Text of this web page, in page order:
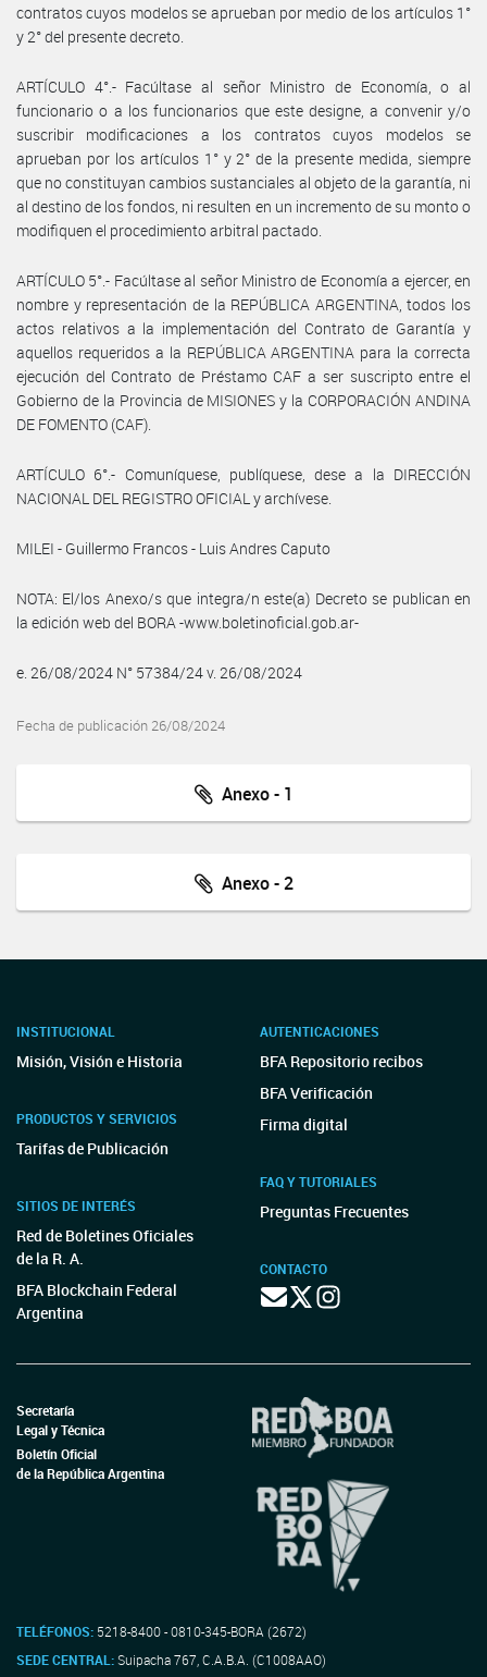
contratos cuyos modelos se aprueban por medio de los artículos 1°
y 2° del presente decreto.
ARTÍCULO 4°.- Facúltase al señor Ministro de Economía, o al
funcionario o a los funcionarios que este designe, a convenir y/o
suscribir modificaciones a los contratos cuyos modelos se
aprueban por los artículos 1° y 2° de la presente medida, siempre
que no constituyan cambios sustanciales al objeto de la garantía, ni
al destino de los fondos, ni resulten en un incremento de su monto o
modifiquen el procedimiento arbitral pactado.
ARTÍCULO 5°.- Facúltase al señor Ministro de Economía a ejercer, en
nombre y representación de la REPÚBLICA ARGENTINA, todos los
actos relativos a la implementación del Contrato de Garantía y
aquellos requeridos a la REPÚBLICA ARGENTINA para la correcta
ejecución del Contrato de Préstamo CAF a ser suscripto entre el
Gobierno de la Provincia de MISIONES y la CORPORACIÓN ANDINA
DE FOMENTO (CAF).
ARTÍCULO 6°.- Comuníquese, publíquese, dese a la DIRECCIÓN
NACIONAL DEL REGISTRO OFICIAL y archívese.
MILEI - Guillermo Francos - Luis Andres Caputo
NOTA: El/los Anexo/s que integra/n este(a) Decreto se publican en
la edición web del BORA -www.boletinoficial.gob.ar-
e. 26/08/2024 N° 57384/24 v. 26/08/2024
Fecha de publicación 26/08/2024
Anexo - 1
Anexo - 2
INSTITUCIONAL
Misión, Visión e Historia
PRODUCTOS Y SERVICIOS
Tarifas de Publicación
SITIOS DE INTERÉS
Red de Boletines Oficiales
de la R. A.
BFA Blockchain Federal
Argentina
AUTENTICACIONES
BFA Repositorio recibos
BFA Verificación
Firma digital
FAQ Y TUTORIALES
Preguntas Frecuentes
CONTACTO
Secretaría
Legal y Técnica
Boletín Oficial
de la República Argentina
TELÉFONOS: 5218-8400 - 0810-345-BORA (2672)
SEDE CENTRAL:Suipacha 767, C.A.B.A. (C1008AAO)